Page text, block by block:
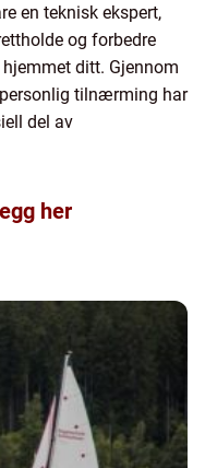
en teknisk ekspert,
og forbedre
ditt. Gjennom
tilnærming har
del av
her